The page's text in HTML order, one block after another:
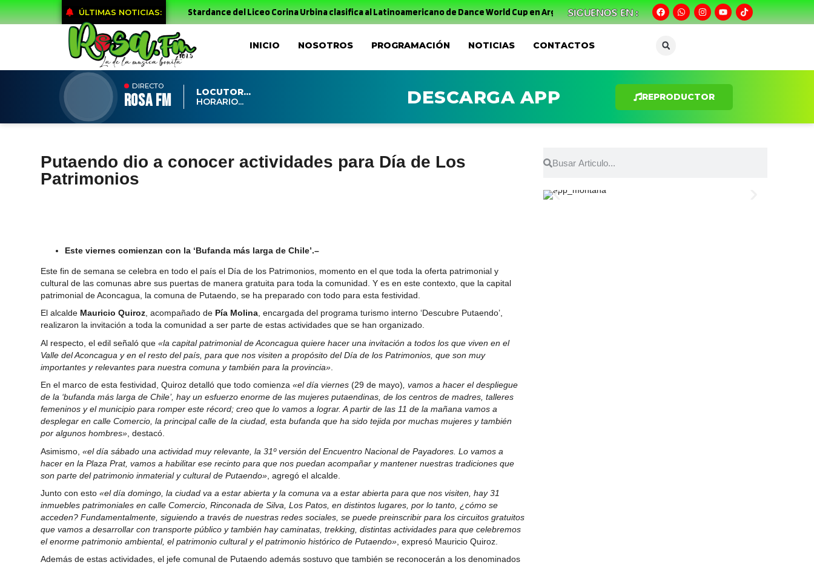
ÚLTIMAS NOTICIAS: Stardance del Liceo Corina Urbina clasifica al Latinoamericano de Dance World Cup en Argentina Sin el más mínimo margen para errar, el Uní Uní
SIGUENOS EN :
INICIO NOSOTROS PROGRAMACIÓN NOTICIAS CONTACTOS
DIRECTO
ROSA FM
LOCUTOR...
HORARIO...
DESCARGA APP REPRODUCTOR
Putaendo dio a conocer actividades para Día de Los
Patrimonios
Este viernes comienzan con la ‘Bufanda más larga de Chile’.–
Este fin de semana se celebra en todo el país el Día de los Patrimonios, momento en el que toda la oferta patrimonial y
cultural de las comunas abre sus puertas de manera gratuita para toda la comunidad. Y es en este contexto, que la capital
patrimonial de Aconcagua, la comuna de Putaendo, se ha preparado con todo para esta festividad.
El alcalde Mauricio Quiroz, acompañado de Pía Molina, encargada del programa turismo interno ‘Descubre Putaendo’,
realizaron la invitación a toda la comunidad a ser parte de estas actividades que se han organizado.
Al respecto, el edil señaló que «la capital patrimonial de Aconcagua quiere hacer una invitación a todos los que viven en el
Valle del Aconcagua y en el resto del país, para que nos visiten a propósito del Día de los Patrimonios, que son muy
importantes y relevantes para nuestra comuna y también para la provincia»
En el marco de esta festividad, Quiroz detalló que todo comienza «el día viernes (29 de mayo) , vamos a hacer el despliegue
de la ‘bufanda más larga de Chile’, hay un esfuerzo enorme de las mujeres putaendinas, de los centros de madres, talleres
femeninos y el municipio para romper este récord; creo que lo vamos a lograr. A partir de las 11 de la mañana vamos a
desplegar en calle Comercio, la principal calle de la ciudad, esta bufanda que ha sido tejida por muchas mujeres y también
por algunos hombres» , destacó.
Asimismo, «el día sábado una actividad muy relevante, la 31º versión del Encuentro Nacional de Payadores. Lo vamos a
hacer en la Plaza Prat, vamos a habilitar ese recinto para que nos puedan acompañar y mantener nuestras tradiciones que
son parte del patrimonio inmaterial y cultural de Putaendo» , agregó el alcalde.
Junto con esto «el día domingo, la ciudad va a estar abierta y la comuna va a estar abierta para que nos visiten, hay 31
inmuebles patrimoniales en calle Comercio, Rinconada de Silva, Los Patos, en distintos lugares, por lo tanto, ¿cómo se
acceden? Fundamentalmente, siguiendo a través de nuestras redes sociales, se puede preinscribir para los circuitos gratuitos
que vamos a desarrollar con transporte público y también hay caminatas, trekking, distintas actividades para que celebremos
el enorme patrimonio ambiental, el patrimonio cultural y el patrimonio histórico de Putaendo» , expresó Mauricio Quiroz.
Además de estas actividades, el jefe comunal de Putaendo además sostuvo que también se reconocerán a los denominados